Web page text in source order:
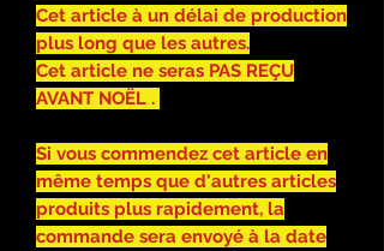
Cet article à un délai de production
plus long que les autres.
Cet article ne seras PAS REÇU
AVANT NOËL .
Si vous commendez cet article en
même temps que d'autres articles
produits plus rapidement, la
commande sera envoyé à la date